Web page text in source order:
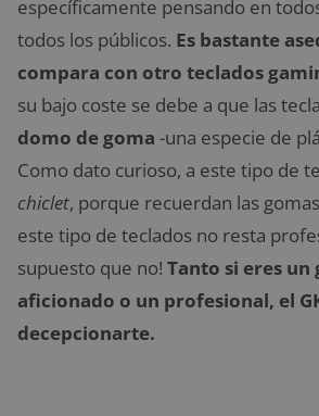
específicamente pensando en
todos los públicos. Es bastante
compara con otro teclados
su bajo coste se debe a que las
domo de goma -una especie de
Como dato curioso, a este tipo de
chiclet, porque recuerdan las
este tipo de teclados no resta
supuesto que no! Tanto si eres un
aficionado o un profesional, el
decepcionarte.